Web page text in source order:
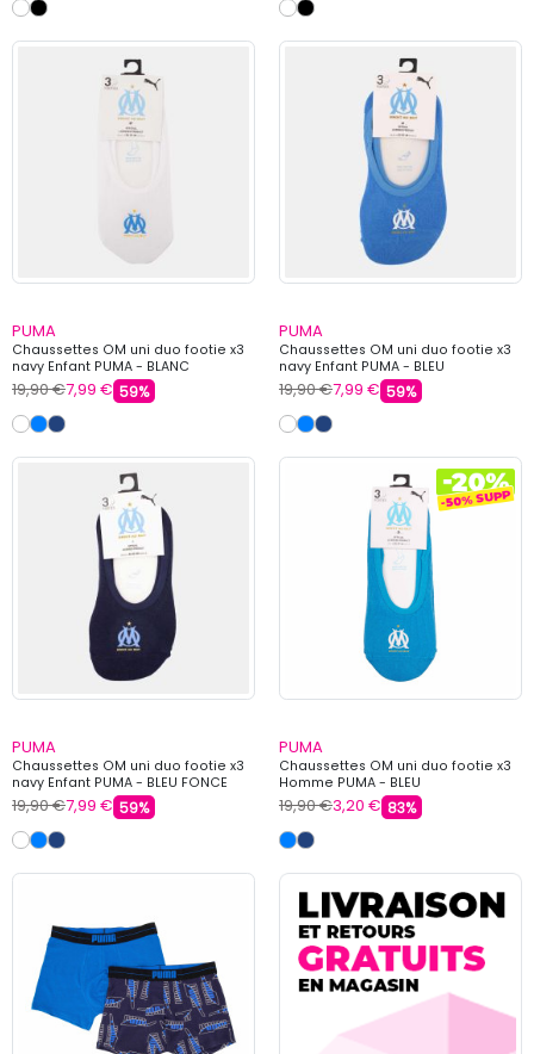
PUMA
Chaussettes OM uni duo footie x3
navy Enfant PUMA - BLANC
19,90 €7,99 € 59%
PUMA
Chaussettes OM uni duo footie x3
navy Enfant PUMA - BLEU
19,90 €7,99 € 59%
PUMA
Chaussettes OM uni duo footie x3
navy Enfant PUMA - BLEU FONCE
19,90 €7,99 € 59%
PUMA
Chaussettes OM uni duo footie x3
Homme PUMA - BLEU
19,90 €3,20 € 83%